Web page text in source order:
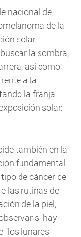
nacional de
de la
solar
la sombra,
así como
a la
la franja
solar:
también en la
fundamental
de cáncer de
las rutinas de
de la piel,
si hay
"los lunares